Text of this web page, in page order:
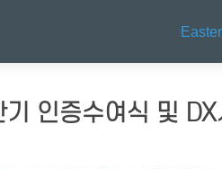
Easter
인증수여식 및